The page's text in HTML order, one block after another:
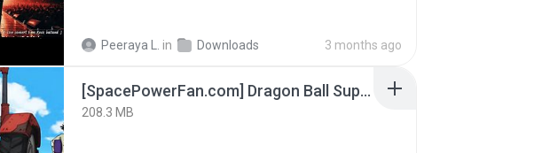
Peeraya L. in Downloads 3 months ago
[SpacePowerFan.com] Dragon Ball Super EP1 480p.mp4
208.3 MB